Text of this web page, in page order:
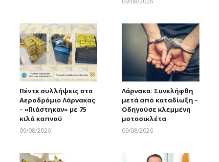
Πέντε συλλήψεις στο
Αεροδρόμιο Λάρνακας
– «Πιάστηκαν» με 75
κιλά καπνού
09/08/2026
Λάρνακα: Συνελήφθη
μετά από καταδίωξη –
Οδηγούσε κλεμμένη
μοτοσικλέτα
09/08/2026